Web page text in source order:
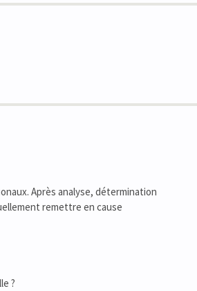
Après analyse, détermination
remettre en cause
?